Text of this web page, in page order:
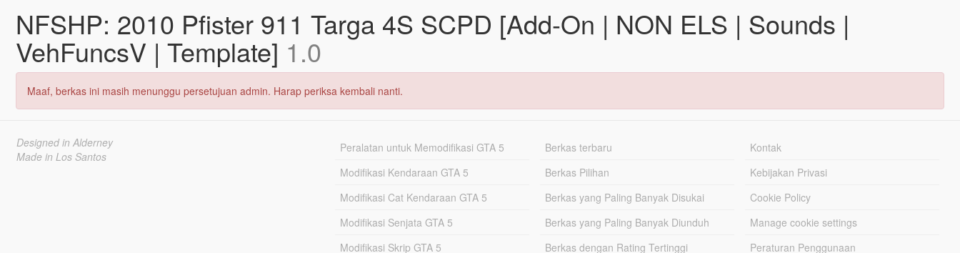
NFSHP: 2010 Pfister 911 Targa 4S SCPD [Add-On | NON ELS | Sounds |
VehFuncsV | Template] 1.0
Maaf, berkas ini masih menunggu persetujuan admin. Harap periksa kembali nanti.
Designed in Alderney
Made in Los Santos
Peralatan untuk Memodifikasi GTA 5
Modifikasi Kendaraan GTA 5
Modifikasi Cat Kendaraan GTA 5
Modifikasi Senjata GTA 5
Modifikasi Skrip GTA 5
Berkas terbaru
Berkas Pilihan
Berkas yang Paling Banyak Disukai
Berkas yang Paling Banyak Diunduh
Berkas dengan Rating Tertinggi
Kontak
Kebijakan Privasi
Cookie Policy
Manage cookie settings
Peraturan Penggunaan